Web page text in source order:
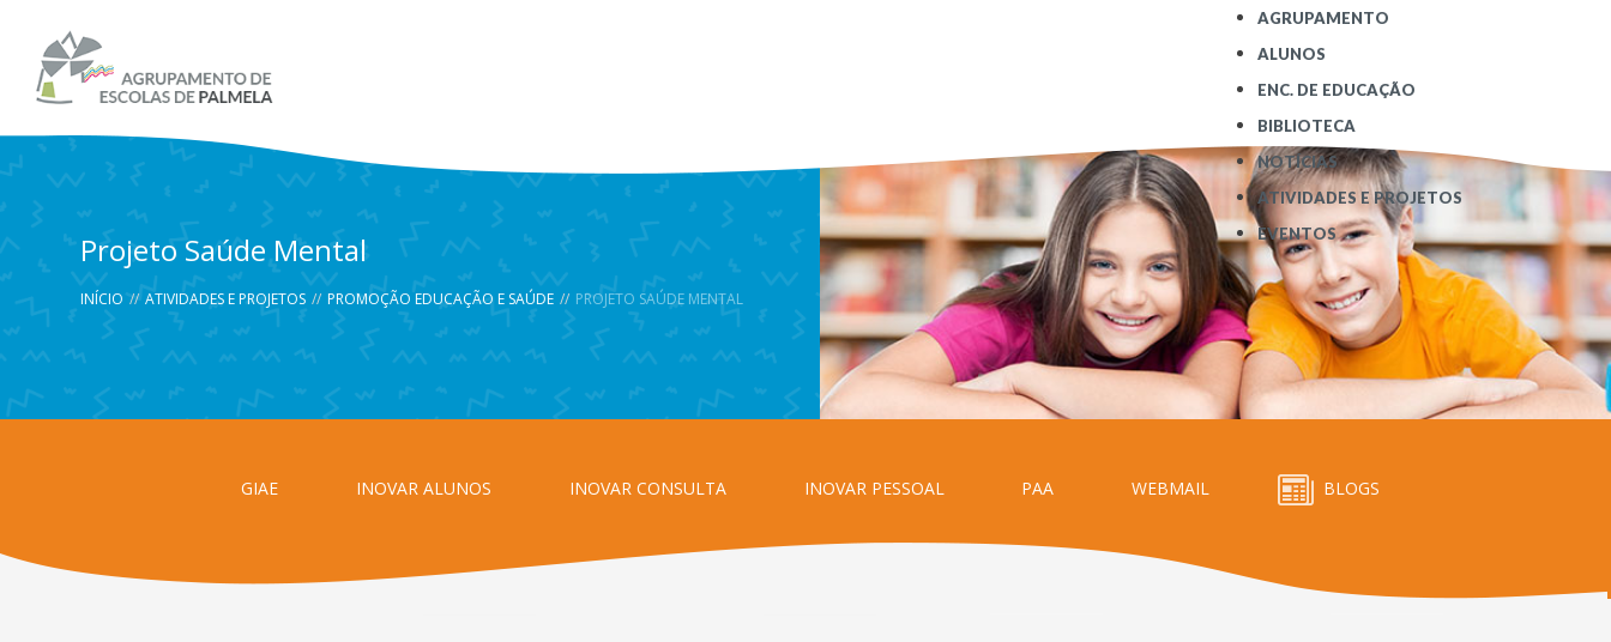
AGRUPAMENTO
ALUNOS
ENC. DE EDUCAÇÃO
BIBLIOTECA
NOTÍCIAS
ATIVIDADES E PROJETOS
EVENTOS
Projeto Saúde Mental
INÍCIO //ATIVIDADES E PROJETOS // PROMOÇÃO EDUCAÇÃO E SAÚDE // PROJETO SAÚDE MENTAL
GIAE INOVAR ALUNOS INOVAR CONSULTA INOVAR PESSOAL PAA WEBMAIL BLOGS